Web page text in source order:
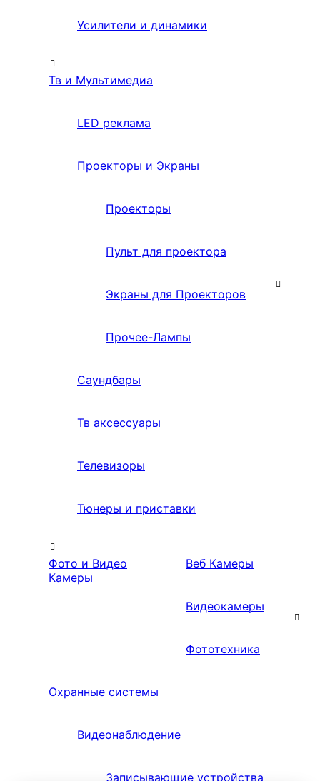
Усилители и динамики
Тв и Мультимедиа
LED реклама
Проекторы и Экраны
Проекторы
Пульт для проектора
Экраны для Проекторов
Прочее-Лампы
Саундбары
Тв аксессуары
Телевизоры
Тюнеры и приставки
Фото и Видео
Камеры
Веб Камеры
Видеокамеры
Фототехника
Охранные системы
Видеонаблюдение
Записывающие устройства